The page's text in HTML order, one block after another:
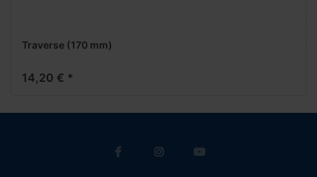
Traverse (170 mm)
14,20 € *